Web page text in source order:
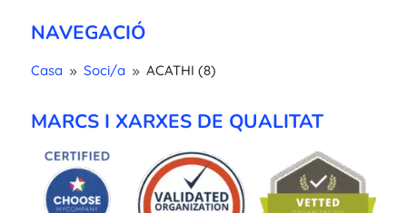
NAVEGACIÓ
Casa 9 Soci/a 9 ACATHI (8)
MARCS I XARXES DE QUALITAT